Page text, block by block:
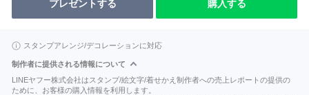
プレゼントする 購入する
スタンプアレンジ/デコレーションに対応
制作者に提供される情報について
LINEヤフー株式会社はスタンプ/絵文字/着せかえ制作者への売上レポートの提供の
ために、お客様の購入情報を利用します。